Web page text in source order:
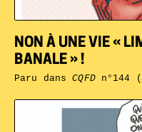
NON À UNE VIE «
BANALE » !
Paru dansCQFDn°144